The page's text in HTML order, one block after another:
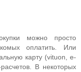
можно просто
оплатить. Или
карту (vituon, e-
В некоторых